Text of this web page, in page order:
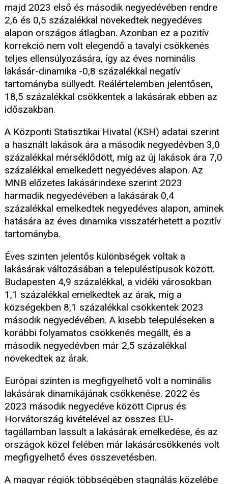
majd 2023 első és második negyedévében rendre
2,6 és 0,5 százalékkal növekedtek negyedéves
alapon országos átlagban. Azonban ez a pozitív
korrekció nem volt elegendő a tavalyi csökkenés
teljes ellensúlyozására, így az éves nominális
lakásár-dinamika -0,8 százalékkal negatív
tartományba süllyedt. Reálértelemben jelentősen,
18,5 százalékkal csökkentek a lakásárak ebben az
időszakban.
A Központi Statisztikai Hivatal (KSH) adatai szerint
a használt lakások ára a második negyedévben 3,0
százalékkal mérséklődött, míg az új lakások ára 7,0
százalékkal emelkedett negyedéves alapon. Az
MNB előzetes lakásárindexe szerint 2023
harmadik negyedévében a lakásárak 0,4
százalékkal emelkedtek negyedéves alapon, aminek
hatására az éves dinamika visszatérhetett a pozitív
tartományba.
Éves szinten jelentős különbségek voltak a
lakásárak változásában a településtípusok között.
Budapesten 4,9 százalékkal, a vidéki városokban
1,1 százalékkal emelkedtek az árak, míg a
községekben 8,1 százalékkal csökkentek 2023
második negyedévében. A kisebb településeken a
korábbi folyamatos csökkenés megállt, és a
második negyedévben már 2,5 százalékkal
növekedtek az árak.
Európai szinten is megfigyelhető volt a nominális
lakásárak dinamikájának csökkenése. 2022 és
2023 második negyedéve között Ciprus és
Horvátország kivételével az összes EU-
tagállamban lassult a lakásárak emelkedése, és az
országok közel felében már lakásárcsökkenés volt
megfigyelhető éves összevetésben.
A magyar régiók többségében stagnálás közelébe